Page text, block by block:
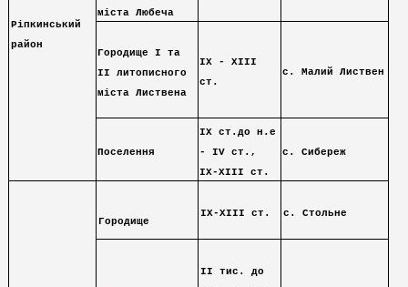
Ріпкинський
район
міста Любеча
Городище І та
ІІ литописного
міста Листвена
ІХ - ХІІІ
ст.
с. Малий Листвен
Поселення
IX ст.до н.е
- ІV ст.,
ІХ-ХІІІ ст.
с. Сибереж
Городище
IX-XIII ст. с. Стольне
IІ тис. до